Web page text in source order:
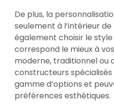
De plus, la
seulement à l’intérieur
également choisir le
correspond le mieux à
moderne, traditionnel ou
constructeurs spécialisés
gamme d’options et
préférences esthétiques.